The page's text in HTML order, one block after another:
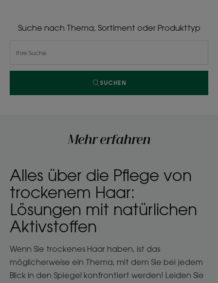
Suche nach Thema, Sortiment oder Produkttyp
SUCHEN
Mehr erfahren
Alles über die Pflege von
trockenem Haar:
Lösungen mit natürlichen
Aktivstoffen
Wenn Sie trockenes Haar haben, ist das
möglicherweise ein Thema, mit dem Sie bei jedem
Blick in den Spiegel konfrontiert werden! Leiden Sie